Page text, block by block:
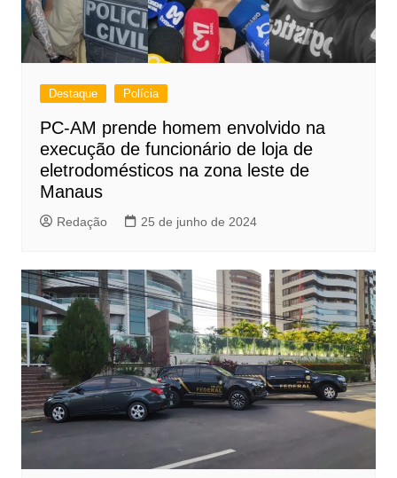
Destaque Polícia
PC-AM prende homem envolvido na
execução de funcionário de loja de
eletrodomésticos na zona leste de
Manaus
Redação 25 de junho de 2024